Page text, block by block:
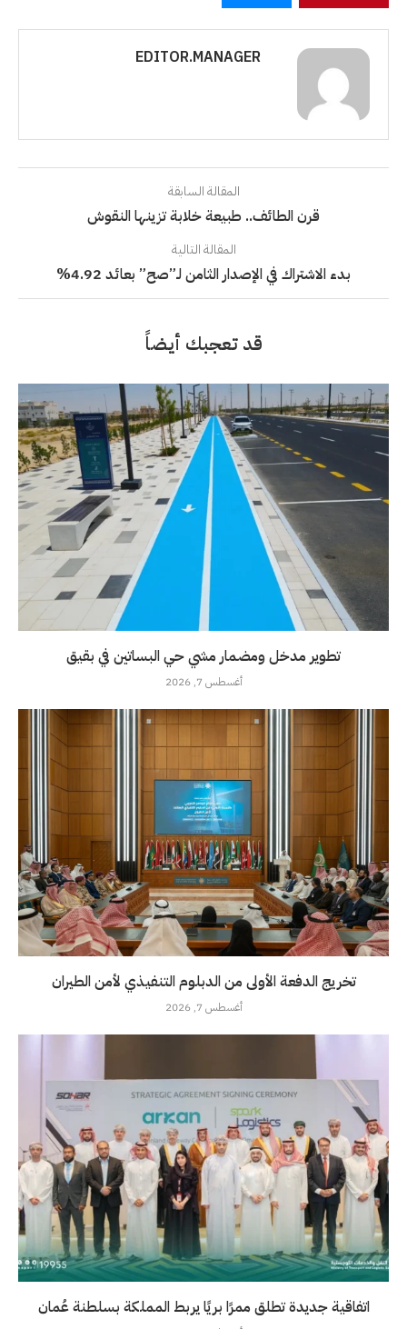
EDITOR.MANAGER
المقالة السابقة
قرن الطائف.. طبيعة خلابة تزينها النقوش
المقالة التالية
بدء الاشتراك في الإصدار الثامن لـ”صح” بعائد 4.92%
قد تعجبك أيضاً
تطوير مدخل ومضمار مشي حي البساتين في بقيق
أغسطس 7, 2026
تخريج الدفعة الأولى من الدبلوم التنفيذي لأمن الطيران
أغسطس 7, 2026
اتفاقية جديدة تطلق ممرًا بريًا يربط المملكة بسلطنة عُمان